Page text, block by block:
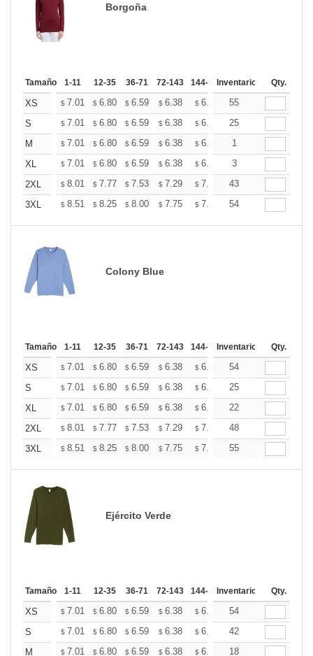
Borgoña
Tamaño 1-11 12-35 36-71 72-143 144-287 288 + Mas
Inventario Qty.
XS $ 7.01 $ 6.80 $ 6.59 $ 6.38 $ 6.18 $6.07
55
S
$ 7.01 $ 6.80 $ 6.59 $ 6.38 $ 6.18 $6.07
25
M
$ 7.01 $ 6.80 $ 6.59 $ 6.38 $ 6.18 $1
XL
$ 7.01 $ 6.80 $ 6.59 $ 6.38 $ 6.18 $
3
2XL
$ 8.01 $ 7.77 $ 7.53 $ 7.29 $ 7.06 $6.94
43
3XL
$ 8.51 $ 8.25 $ 8.00 $ 7.75 $ 7.50 $7.37
54
Colony Blue
Tamaño 1-11 12-35 36-71 72-143 144-287 288 + Mas
Inventario Qty.
XS $ 7.01 $ 6.80 $ 6.59 $ 6.38 $ 6.18 $6.07
54
S
$ 7.01 $ 6.80 $ 6.59 $ 6.38 $ 6.18 $6.07
25
XL
$ 7.01 $ 6.80 $ 6.59 $ 6.38 $ 6.18 $6.07
22
2XL
$ 8.01 $ 7.77 $ 7.53 $ 7.29 $ 7.06 $6.94
48
3XL
$ 8.51 $ 8.25 $ 8.00 $ 7.75 $ 7.50 $7.37
55
Ejército Verde
Tamaño 1-11 12-35 36-71 72-143 144-287 288 + Mas
Inventario Qty.
XS $ 7.01 $ 6.80 $ 6.59 $ 6.38 $ 6.18 $6.07
54
S
$ 7.01 $ 6.80 $ 6.59 $ 6.38 $ 6.18 $6.07
42
M
$ 7.01 $ 6.80 $ 6.59 $ 6.38 $ 6.18 $6.07
18